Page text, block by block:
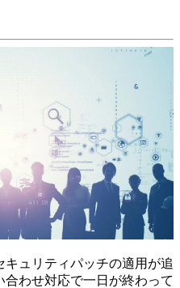
キュリティパッチの適用が追
わせ対応で一日が終わって